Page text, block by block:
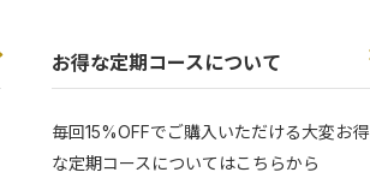
お得な定期コースについて
毎回15%OFFでご購入いただける大変お得
な定期コースについてはこちらから